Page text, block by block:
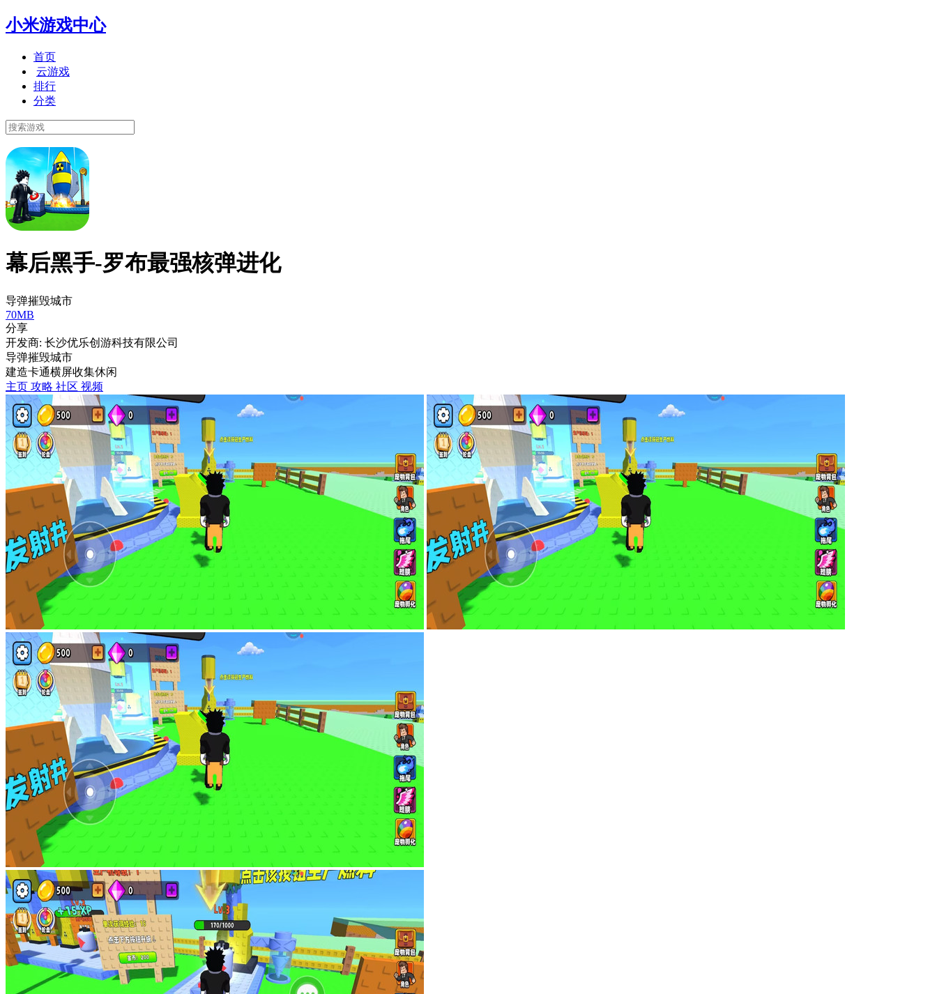
小米游戏中心
首页
云游戏
排行
分类
幕后黑手-罗布最强核弹进化
导弹摧毁城市
70MB
分享
开发商: 长沙优乐创游科技有限公司
导弹摧毁城市
建造卡通横屏收集休闲
主页 攻略 社区 视频